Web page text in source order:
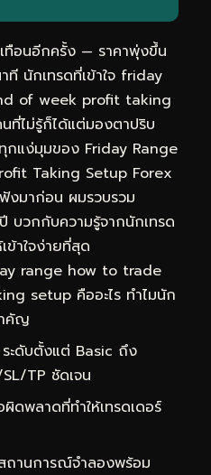
ทือนอีกครั้ง — ราคาพุ่งขึ้น
ที นักเทรดที่เข้าใจ friday
of week profit taking
ที่ไม่รู้ก็ได้แต่มองตาปริบ
กแง่มุมของ Friday Range
Taking Setup Forex
งมาก่อน ผมรวบรวม
บวกกับความรู้จากนักเทรด
ข้าใจง่ายที่สุด
range how to trade
setup คืออะไร ทำไมนัก
คัญ
ะดับตั้งแต่ Basic ถึง
TP ชัดเจน
ดพลาดที่ทำให้เทรดเดอร์
านการณ์จำลองพร้อม